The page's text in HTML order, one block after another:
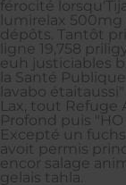
férocité
lumirelax
dépôts. Tantôt
ligne 19,758
euh justiciables
la Santé
lavabo
Lax, tout Refuge
Profond puis
Excepté un
avoit permis
encor salage
gelais tahla.